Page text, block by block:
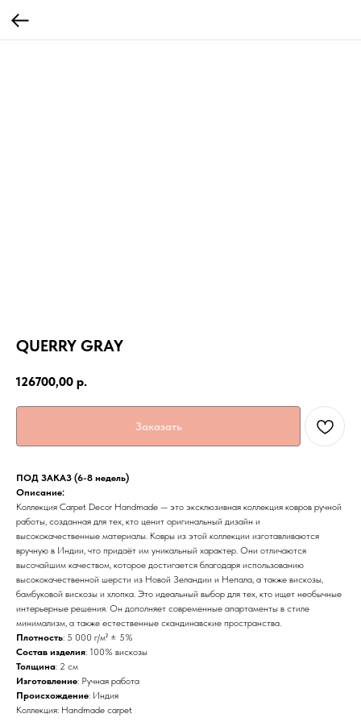
QUERRY GRAY
126700,00 р.
Заказать
ПОД ЗАКАЗ (6-8 недель)
Описание:
Коллекция Carpet Decor Handmade — это эксклюзивная коллекция ковров ручной
работы, созданная для тех, кто ценит оригинальный дизайн и
высококачественные материалы. Ковры из этой коллекции изготавливаются
вручную в Индии, что придаёт им уникальный характер. Они отличаются
высочайшим качеством, которое достигается благодаря использованию
высококачественной шерсти из Новой Зеландии и Непала, а также вискозы,
бамбуковой вискозы и хлопка. Это идеальный выбор для тех, кто ищет необычные
интерьерные решения. Он дополняет современные апартаменты в стиле
минимализм, а также естественные скандинавские пространства.
Плотность: 5 000 г/м² ± 5%
Состав изделия: 100% вискозы
Толщина: 2 см
Изготовление: Ручная работа
Происхождение: Индия
Коллекция: Handmade carpet